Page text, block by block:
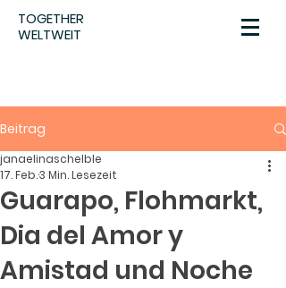
TOGETHER
WELTWEIT
Beitrag
Guarapo, Flohmarkt,
Dia del Amor y
Amistad und Noche
janaelinaschelble
17. Feb.3 Min. Lesezeit